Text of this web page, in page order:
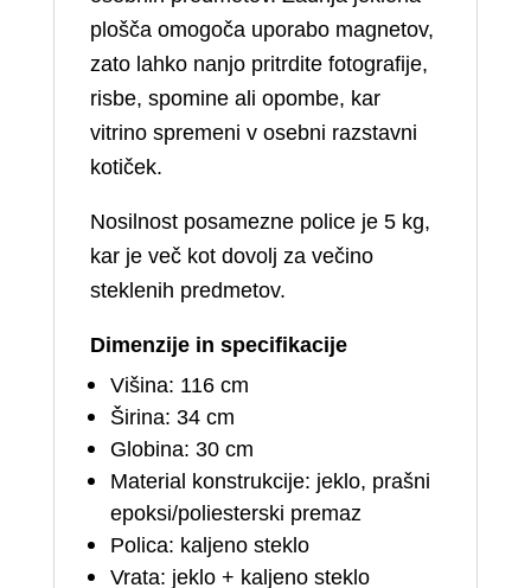
plošča omogoča uporabo magnetov,
zato lahko nanjo pritrdite fotografije,
risbe, spomine ali opombe, kar
vitrino spremeni v osebni razstavni
kotiček.
Nosilnost posamezne police je 5 kg,
kar je več kot dovolj za večino
steklenih predmetov.
Dimenzije in specifikacije
Višina: 116 cm
Širina: 34 cm
Globina: 30 cm
Material konstrukcije: jeklo, prašni
epoksi/poliesterski premaz
Polica: kaljeno steklo
Vrata: jeklo + kaljeno steklo